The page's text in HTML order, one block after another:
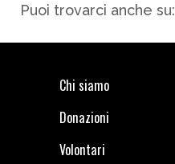
Puoi trovarci anche su:
Chi siamo
Donazioni
Volontari